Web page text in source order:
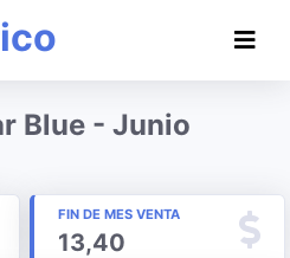
Blue - Junio
FIN DE MES VENTA
13,40